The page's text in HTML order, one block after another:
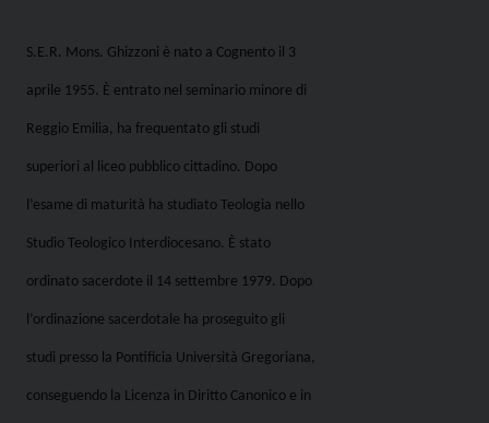
S.E.R. Mons. Ghizzoni è nato a Cognento il 3
aprile 1955. È entrato nel seminario minore di
Reggio Emilia, ha frequentato gli studi
superiori al liceo pubblico cittadino. Dopo
l’esame di maturità ha studiato Teologia nello
Studio Teologico Interdiocesano. È stato
ordinato sacerdote il 14 settembre 1979. Dopo
l’ordinazione sacerdotale ha proseguito gli
studi presso la Pontificia Università Gregoriana,
conseguendo la Licenza in Diritto Canonico e in